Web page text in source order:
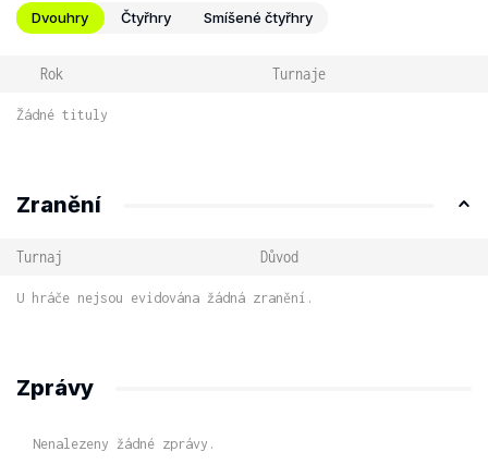
Dvouhry Čtyřhry Smíšené čtyřhry
Rok Turnaje
Žádné tituly
Zranění
Turnaj Důvod
U hráče nejsou evidována žádná zranění.
Zprávy
Nenalezeny žádné zprávy.